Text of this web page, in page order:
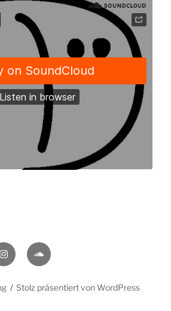
InstagramSoundcloud
Stolz präsentiert von WordPress